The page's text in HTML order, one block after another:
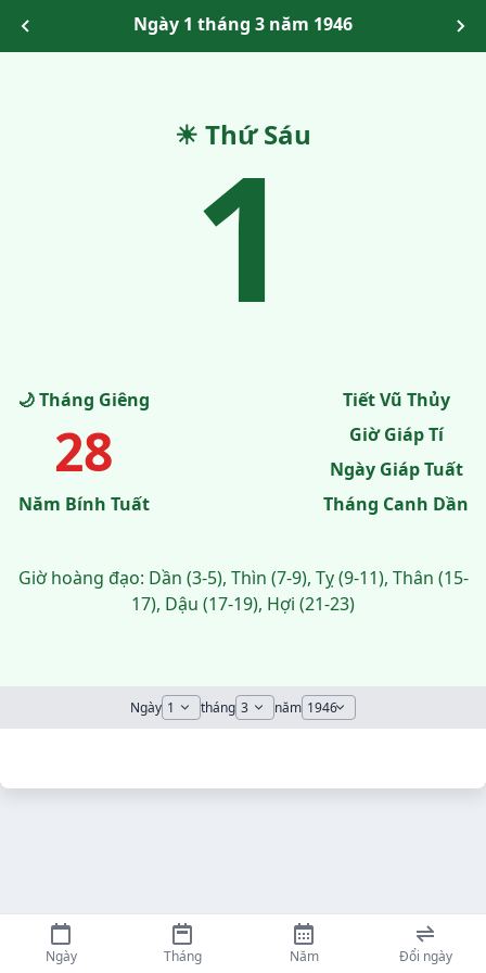
Ngày 1 tháng 3 năm 1946
☀ Thứ Sáu
1
🌙 Tháng Giêng
28
Năm Bính Tuất
Tiết Vũ Thủy
Giờ Giáp Tí
Ngày Giáp Tuất
Tháng Canh Dần
Giờ hoàng đạo: Dần (3-5), Thìn (7-9), Tỵ (9-11), Thân (15-
17), Dậu (17-19), Hợi (21-23)
Ngày tháng năm
Ngày Tháng Năm Đổi ngày